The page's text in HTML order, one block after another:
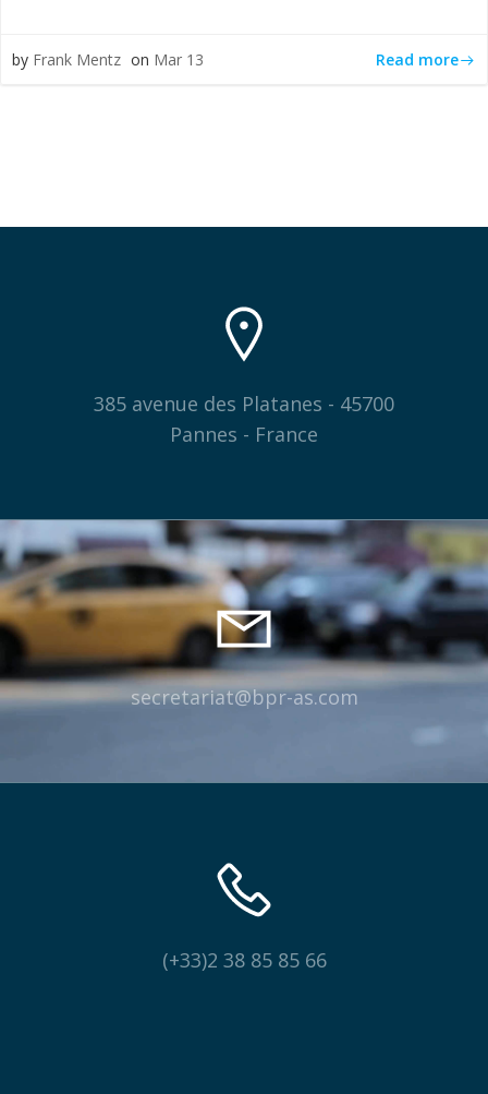
by Frank Mentz on Mar 13 Read more
385 avenue des Platanes - 45700
Pannes - France
secretariat@bpr-as.com
(+33)2 38 85 85 66